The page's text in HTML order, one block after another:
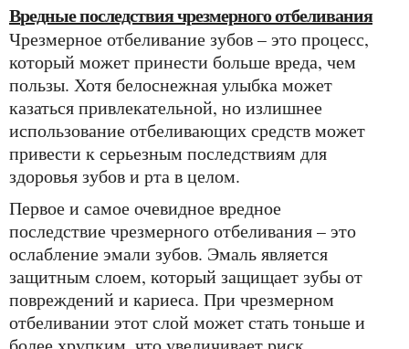
Вредные последствия чрезмерного отбеливания
Чрезмерное отбеливание зубов – это процесс,
который может принести больше вреда, чем
пользы. Хотя белоснежная улыбка может
казаться привлекательной, но излишнее
использование отбеливающих средств может
привести к серьезным последствиям для
здоровья зубов и рта в целом.
Первое и самое очевидное вредное
последствие чрезмерного отбеливания – это
ослабление эмали зубов. Эмаль является
защитным слоем, который защищает зубы от
повреждений и кариеса. При чрезмерном
отбеливании этот слой может стать тоньше и